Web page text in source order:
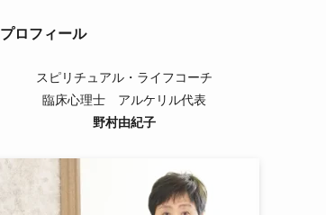
プロフィール
スピリチュアル・ライフコーチ
臨床心理士 アルケリル代表
野村由紀子